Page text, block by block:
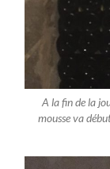
A la fin de la
mousse va